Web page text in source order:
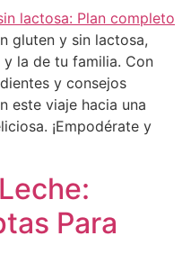
gluten y sin lactosa,
la de tu familia. Con
y consejos
este viaje hacia una
¡Empodérate y
Para